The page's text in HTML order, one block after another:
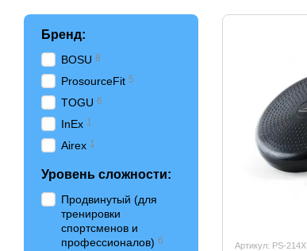
Артикул: PS-214X
Бренд:
BOSU 8
ProsourceFit 5
TOGU 6
InEx 1
Airex 1
Уровень сложности:
Продвинутый (для
тренировки
спортсменов и
профессионалов) 6